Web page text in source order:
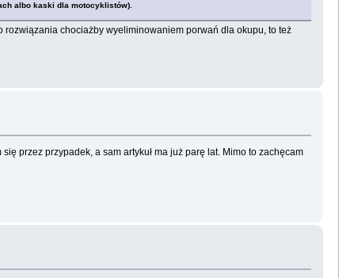
albo kaski dla motocyklistów).
rozwiązania chociażby wyeliminowaniem porwań dla okupu, to też
przez przypadek, a sam artykuł ma już parę lat. Mimo to zachęcam